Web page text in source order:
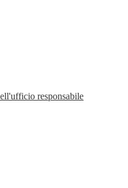
responsabile